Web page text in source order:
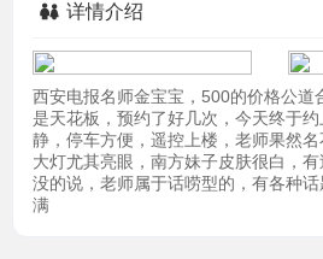
详情介绍
西安电报名师金宝宝，500的价格公道
是天花板，预约了好几次，今天终于
静，停车方便，遥控上楼，老师果然
大灯尤其亮眼，南方妹子皮肤很白，
没的说，老师属于话唠型的，有各种
满